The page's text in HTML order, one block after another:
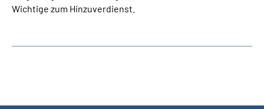
Wichtige zum Hinzuverdienst.